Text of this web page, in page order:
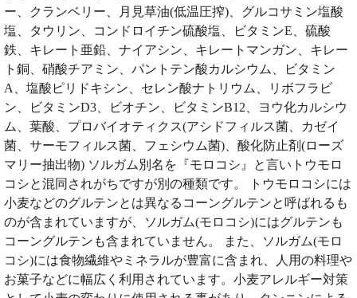
ー、クランベリー、月見草油(低温圧搾)、グルコサミン塩酸
塩、タウリン、コンドロイチン硫酸塩、ビタミンE、硫酸
鉄、キレート亜鉛、ナイアシン、キレートマンガン、キレー
ト銅、硝酸チアミン、パントテン酸カルシウム、ビタミン
A、塩酸ピリドキシン、セレン酸ナトリウム、リボフラビ
ン、ビタミンD3、ビオチン、ビタミンB12、ヨウ化カルシウ
ム、葉酸、プロバイオティクス(アシドフィルス菌、カゼイ
菌、サーモフィルス菌、フェシウム菌)、酸化防止剤(ローズ
マリー抽出物) ソルガム別名を『モロコシ』と言いトウモロ
コシと混同されがちですが別の種類です。 トウモロコシには
小麦などのグルテンとは異なるコーングルテンと呼ばれるも
のが含まれていますが、ソルガム(モロコシ)にはグルテンも
コーングルテンも含まれていません。 また、ソルガム(モロ
コシ)には食物繊維やミネラルが豊富に含まれ、人用の料理や
お菓子などに幅広く利用されています。小麦アレルギー対策